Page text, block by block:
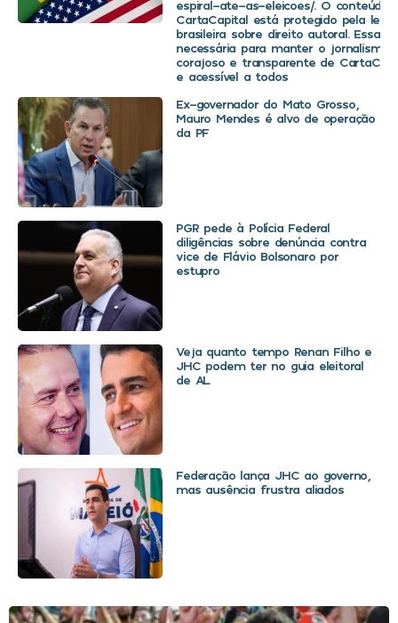
espiral-ate-as-eleicoes/. O conteúdo
CartaCapital está protegido pela
brasileira sobre direito autoral. Essa
necessária para manter o jornalismo
corajoso e transparente de
e acessível a todos
Ex-governador do Mato Grosso,
Mauro Mendes é alvo de operação
da PF
PGR pede à Polícia Federal
diligências sobre denúncia contra
vice de Flávio Bolsonaro por
estupro
Veja quanto tempo Renan Filho e
JHC podem ter no guia eleitoral
de AL
Federação lança JHC ao governo,
mas ausência frustra aliados